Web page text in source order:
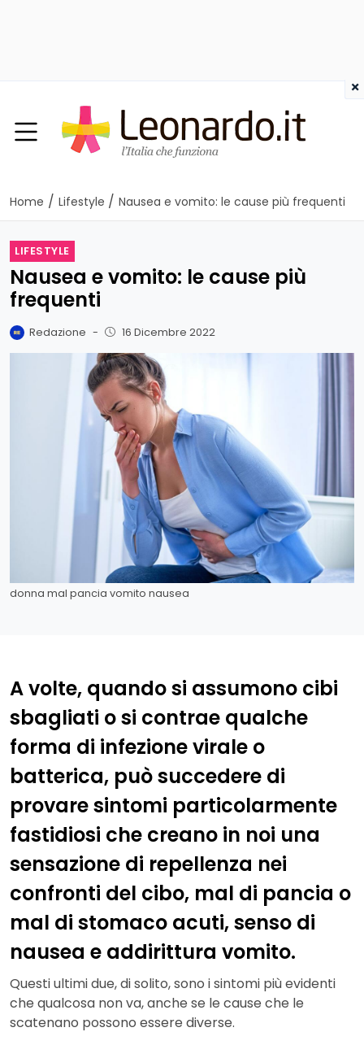
Home / Lifestyle / Nausea e vomito: le cause più frequenti
LIFESTYLE
Nausea e vomito: le cause più
frequenti
Redazione - 16 Dicembre 2022
donna mal pancia vomito nausea
A volte, quando si assumono cibi
sbagliati o si contrae qualche
forma di infezione virale o
batterica, può succedere di
provare sintomi particolarmente
fastidiosi che creano in noi una
sensazione di repellenza nei
confronti del cibo, mal di pancia o
mal di stomaco acuti, senso di
nausea e addirittura vomito.
Questi ultimi due, di solito, sono i sintomi più evidenti
che qualcosa non va, anche se le cause che le
scatenano possono essere diverse.
×